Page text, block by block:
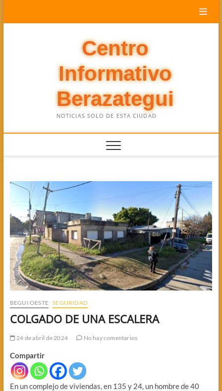
Centro
Informativo
Berazategui
NOTICIAS SOLO DE ESTA CIUDAD
BEGUI OESTE SEGURIDAD
COLGADO DE UNA ESCALERA
24 de abril de 2024 No hay comentarios
Compartir
En un complejo de viviendas, en 135 y 24, un hombre de 40